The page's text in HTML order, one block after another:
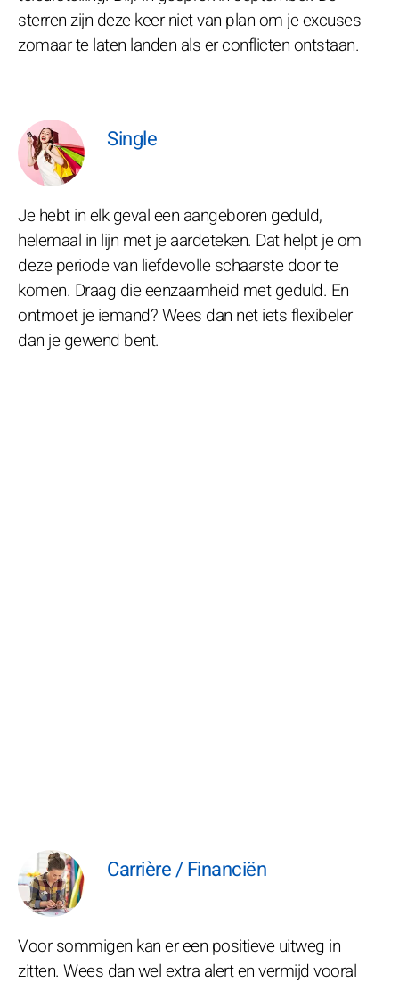
sterren zijn deze keer niet van plan om je excuses
zomaar te laten landen als er conflicten ontstaan.
Single
Je hebt in elk geval een aangeboren geduld,
helemaal in lijn met je aardeteken. Dat helpt je om
deze periode van liefdevolle schaarste door te
komen. Draag die eenzaamheid met geduld. En
ontmoet je iemand? Wees dan net iets flexibeler
dan je gewend bent.
Carrière / Financiën
Voor sommigen kan er een positieve uitweg in
zitten. Wees dan wel extra alert en vermijd vooral